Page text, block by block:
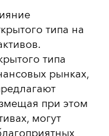
типа на
типа
рынках,
при этом
могут